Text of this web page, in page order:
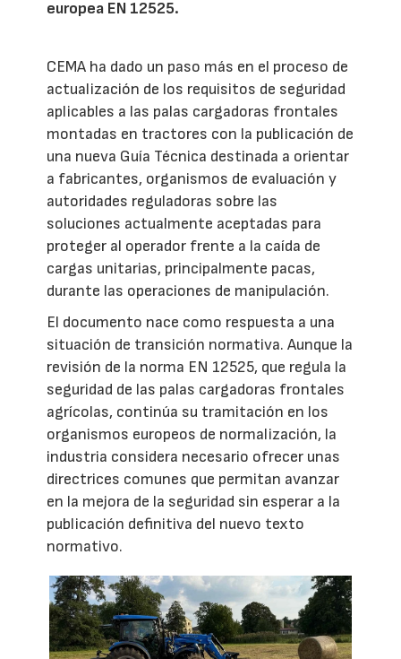
europea EN 12525.
CEMA ha dado un paso más en el proceso de
actualización de los requisitos de seguridad
aplicables a las palas cargadoras frontales
montadas en tractores con la publicación de
una nueva Guía Técnica destinada a orientar
a fabricantes, organismos de evaluación y
autoridades reguladoras sobre las
soluciones actualmente aceptadas para
proteger al operador frente a la caída de
cargas unitarias, principalmente pacas,
durante las operaciones de manipulación.
El documento nace como respuesta a una
situación de transición normativa. Aunque la
revisión de la norma EN 12525, que regula la
seguridad de las palas cargadoras frontales
agrícolas, continúa su tramitación en los
organismos europeos de normalización, la
industria considera necesario ofrecer unas
directrices comunes que permitan avanzar
en la mejora de la seguridad sin esperar a la
publicación definitiva del nuevo texto
normativo.